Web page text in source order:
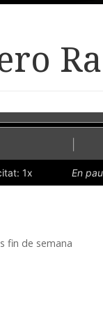
Lent
1x En
fin de semana